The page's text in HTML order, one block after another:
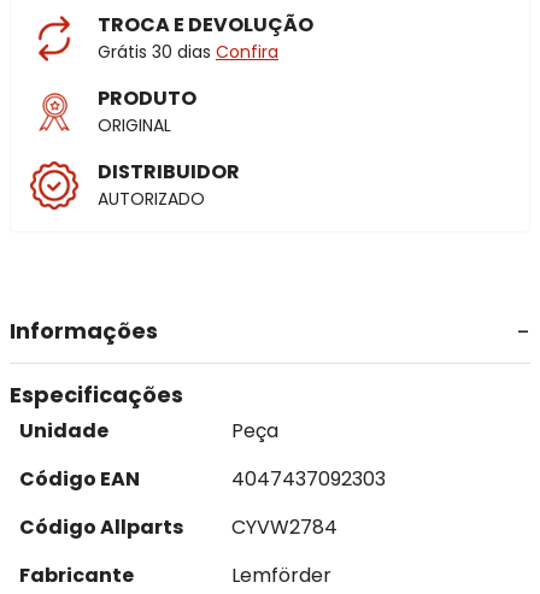
TROCA E DEVOLUÇÃO
Grátis 30 dias Confira
PRODUTO
ORIGINAL
DISTRIBUIDOR
AUTORIZADO
Informações
Especificações
Unidade
Peça
Código EAN
4047437092303
Código Allparts
CYVW2784
Fabricante
Lemförder